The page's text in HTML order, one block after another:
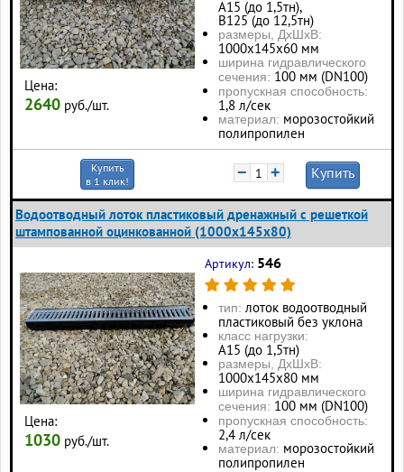
Цена:
2640 руб./шт.
А15 (до 1,5тн),
В125 (до 12,5тн)
размеры, ДхШхВ:
1000х145х60 мм
ширина гидравлического
сечения: 100 мм (DN100)
пропускная способность:
1,8 л/сек
материал: морозостойкий
полипропилен
Купить
в 1 клик!
− + Купить
Водоотводный лоток пластиковый дренажный с решеткой
штампованной оцинкованной (1000x145x80)
Цена:
1030 руб./шт.
Артикул: 546
тип: лоток водоотводный
пластиковый без уклона
класс нагрузки:
А15 (до 1,5тн)
размеры, ДхШхВ:
1000х145х80 мм
ширина гидравлического
сечения: 100 мм (DN100)
пропускная способность:
2,4 л/сек
материал: морозостойкий
полипропилен